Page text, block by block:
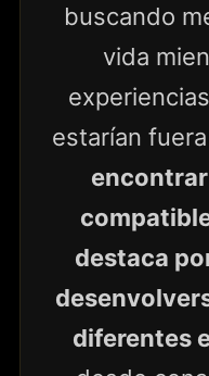
buscando
vida
estarían
destaca
diferentes